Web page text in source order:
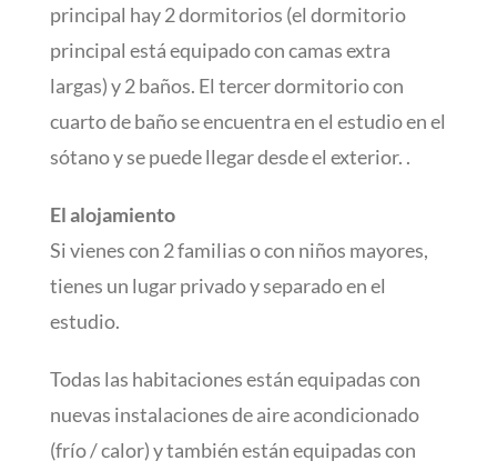
principal hay 2 dormitorios (el dormitorio
principal está equipado con camas extra
largas) y 2 baños. El tercer dormitorio con
cuarto de baño se encuentra en el estudio en el
sótano y se puede llegar desde el exterior. .
El alojamiento
Si vienes con 2 familias o con niños mayores,
tienes un lugar privado y separado en el
estudio.
Todas las habitaciones están equipadas con
nuevas instalaciones de aire acondicionado
(frío / calor) y también están equipadas con